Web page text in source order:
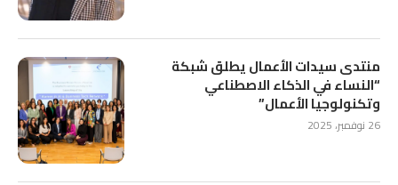
منتدى سيدات الأعمال يطلق شبكة
“النساء في الذكاء الاصطناعي
وتكنولوجيا الأعمال”
26 نوفمبر، 2025